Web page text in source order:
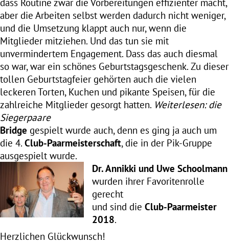
aber die Arbeiten selbst werden dadurch nicht weniger,
und die Umsetzung klappt auch nur, wenn die
Mitglieder mitziehen. Und das tun sie mit
unvermindertem Engagement. Dass das auch diesmal
so war, war ein schönes Geburtstagsgeschenk. Zu dieser
tollen Geburtstagfeier gehörten auch die vielen
leckeren Torten, Kuchen und pikante Speisen, für die
zahlreiche Mitglieder gesorgt hatten. Weiterlesen: die
Siegerpaare
Bridge gespielt wurde auch, denn es ging ja auch um
die 4. Club-Paarmeisterschaft, die in der Pik-Gruppe
ausgespielt wurde.
Dr. Annikki und Uwe Schoolmann
wurden ihrer Favoritenrolle
gerecht
und sind die Club-Paarmeister
2018.
Herzlichen Glückwunsch!